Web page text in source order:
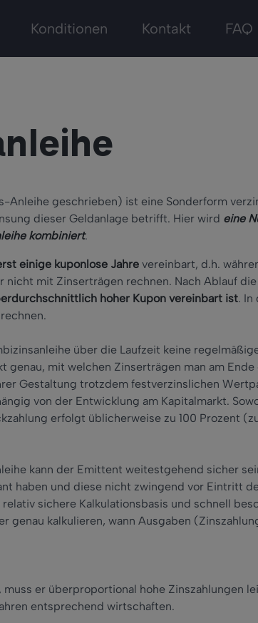
Konditionen Kontakt FAQ
Anleihe geschrieben) ist eine Sonderform
dieser Geldanlage betrifft. Hier wird eine
kombiniert.
einige kuponlose Jahre vereinbart, d.h.
nicht mit Zinserträgen rechnen. Nach Ablauf
hoher Kupon vereinbart ist. In
über die Laufzeit keine
genau, mit welchen Zinserträgen man am Ende
Gestaltung trotzdem festverzinslichen
von der Entwicklung am Kapitalmarkt.
erfolgt üblicherweise zu 100 Prozent
kann der Emittent weitestgehend sicher
haben und diese nicht zwingend vor Eintritt
sichere Kalkulationsbasis und schnell
genau kalkulieren, wann Ausgaben
er überproportional hohe Zinszahlungen
entsprechend wirtschaften.